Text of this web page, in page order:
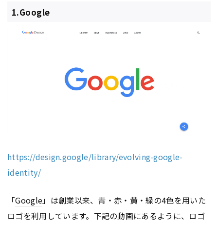
1.Google
https://design.google/library/evolving-google-
identity/
「Google」は創業以来、青・赤・黄・緑の4色を用いた
ロゴを利用しています。下記の動画にあるように、ロゴ